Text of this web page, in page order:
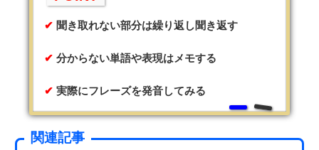
聞き取れない部分は繰り返し聞き返す
分からない単語や表現はメモする
実際にフレーズを発音してみる
関連記事